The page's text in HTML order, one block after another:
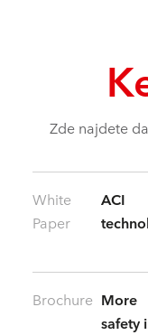
Zde najdete
White
Paper
ACI
Brochure More
safety